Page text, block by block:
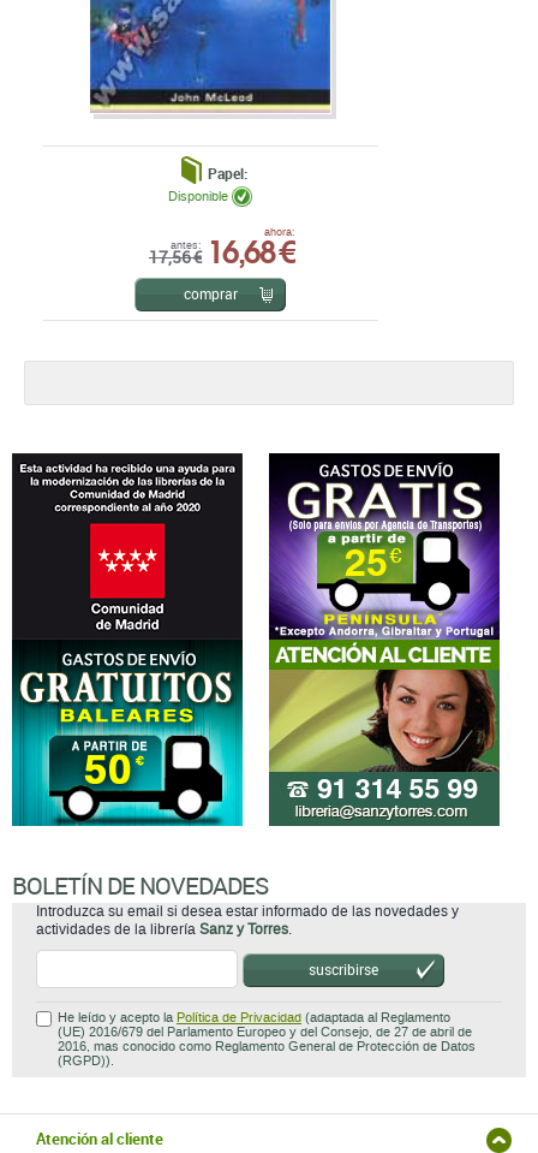
Papel:
antes:
17,56 €
ahora:
16,68 €
Disponible
comprar
BOLETÍN DE NOVEDADES
Introduzca su email si desea estar informado de las novedades y
actividades de la librería Sanz y Torres.
suscribirse
He leído y acepto la Política de Privacidad (adaptada al Reglamento
(UE) 2016/679 del Parlamento Europeo y del Consejo, de 27 de abril de
2016, mas conocido como Reglamento General de Protección de Datos
(RGPD)).
Atención al cliente